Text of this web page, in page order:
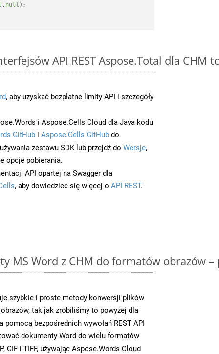
, null );
API REST Aspose.Total dla CHM
, aby uzyskać bezpłatne limity API i szczegóły
i Aspose.Cells Cloud dla Java kodu
GitHub i Aspose.Cells GitHub do
zestawu SDK lub przejdź do Wersje,
opcje pobierania.
API opartej na Swagger dla
, aby dowiedzieć się więcej o API REST.
MS Word z CHM do formatów obrazów
szybkie i proste metody konwersji plików
tak jak zrobiliśmy to powyżej dla
pomocą bezpośrednich wywołań REST API
dokumenty Word do wielu formatów
GIF i TIFF, używając Aspose.Words Cloud